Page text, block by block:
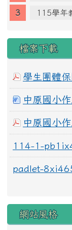
115學年
檔案下載
學生團體
中原國小
中原國小
114-1-
padlet-
網站風格